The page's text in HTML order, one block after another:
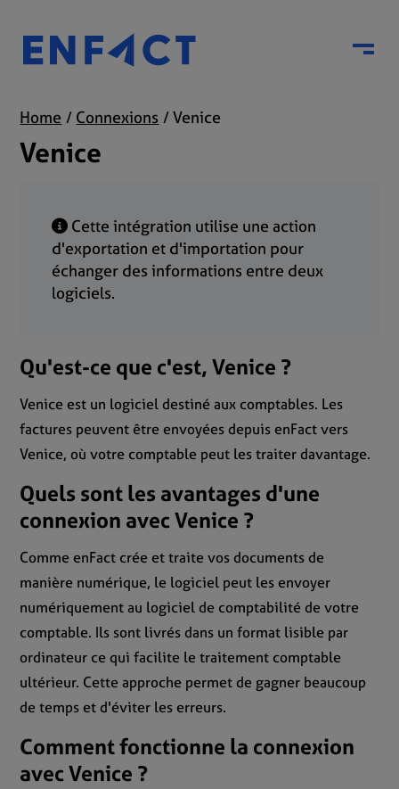
Menu
Home Connexions Venice
Venice
Cette intégration utilise une action
d'exportation et d'importation pour
échanger des informations entre deux
logiciels.
Qu'est-ce que c'est, Venice ?
Venice est un logiciel destiné aux comptables. Les
factures peuvent être envoyées depuis enFact vers
Venice, où votre comptable peut les traiter davantage.
Quels sont les avantages d'une
connexion avec Venice ?
Comme enFact crée et traite vos documents de
manière numérique, le logiciel peut les envoyer
numériquement au logiciel de comptabilité de votre
comptable. Ils sont livrés dans un format lisible par
ordinateur ce qui facilite le traitement comptable
ultérieur. Cette approche permet de gagner beaucoup
de temps et d'éviter les erreurs.
Comment fonctionne la connexion
avec Venice ?